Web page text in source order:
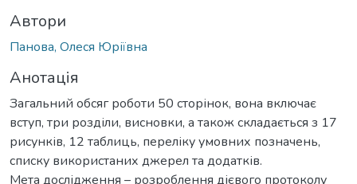
Автори
Панова, Олеся Юріївна
Анотація
Загальний обсяг роботи 50 сторінок, вона включає
вступ, три розділи, висновки, а також складається з 17
рисунків, 12 таблиць, переліку умовних позначень,
списку використаних джерел та додатків.
Мета дослідження – розроблення дієвого протоколу